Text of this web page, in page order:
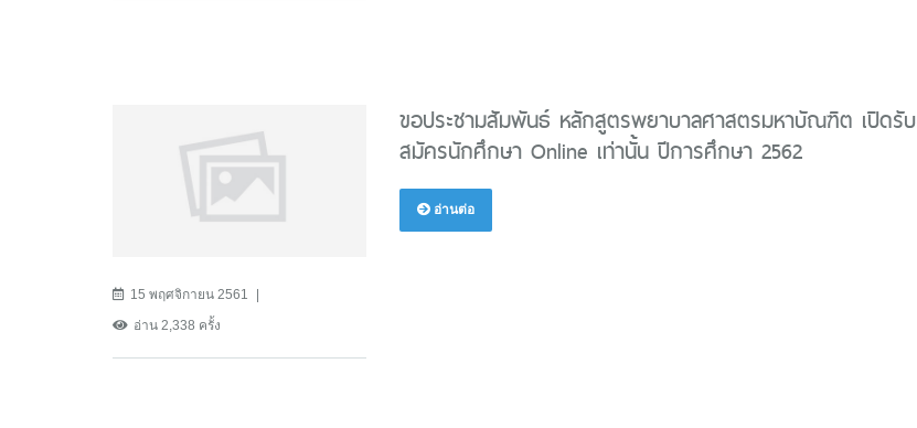
15 พฤศจิกายน 2561
อ่าน 2,338 ครั้ง
ขอประชามสัมพันธ์ หลักสูตรพยาบาลศาสตรมหาบัณฑิต เปิดรับ
สมัครนักศึกษา Online เท่านั้น ปีการศึกษา 2562
อ่านต่อ